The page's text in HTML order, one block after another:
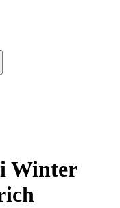
Winter